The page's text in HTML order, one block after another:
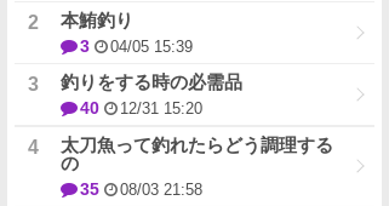
本鮪釣り
3 04/05 15:39
釣りをする時の必需品
40 12/31 15:20
太刀魚って釣れたらどう調理する
の
35 08/03 21:58